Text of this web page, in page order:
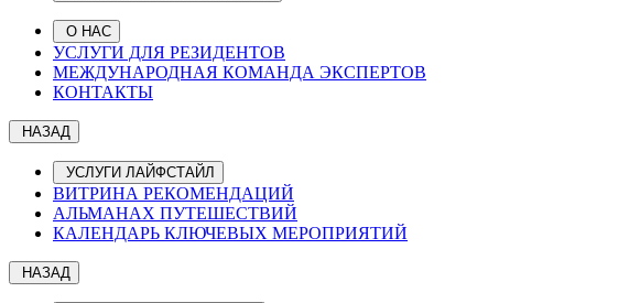
О НАС
УСЛУГИ ДЛЯ РЕЗИДЕНТОВ
МЕЖДУНАРОДНАЯ КОМАНДА ЭКСПЕРТОВ
КОНТАКТЫ
НАЗАД
УСЛУГИ ЛАЙФСТАЙЛ
ВИТРИНА РЕКОМЕНДАЦИЙ
АЛЬМАНАХ ПУТЕШЕСТВИЙ
КАЛЕНДАРЬ КЛЮЧЕВЫХ МЕРОПРИЯТИЙ
НАЗАД